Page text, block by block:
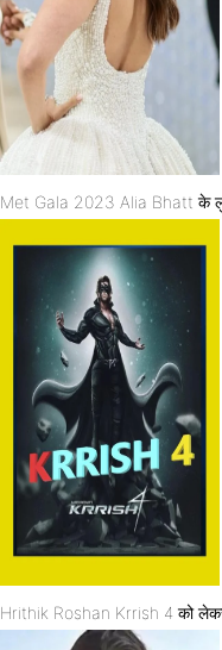
Met Gala 2023 Alia Bhatt के
Hrithik Roshan Krrish 4 को